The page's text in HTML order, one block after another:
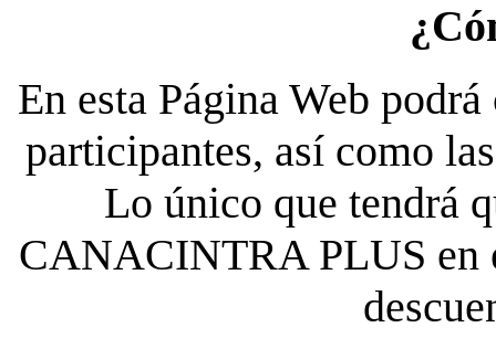
En esta Página Web
participantes, así como
Lo único que tendrá
CANACINTRA PLUS en